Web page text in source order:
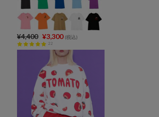
¥4,400 ¥3,300 (税込)
22